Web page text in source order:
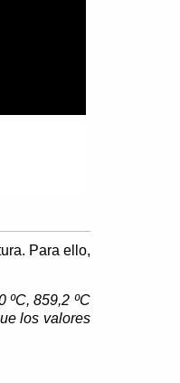
Para ello,
ºC, 859,2 ºC
los valores